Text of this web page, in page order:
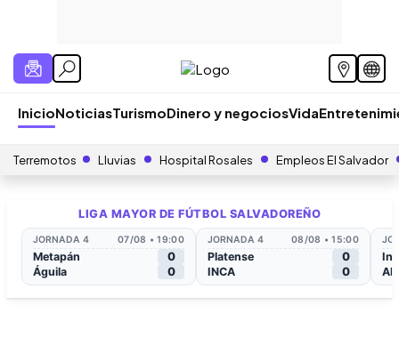
InicioNoticiasTurismoDinero y negociosVida
Terremotos Lluvias Hospital Rosales Empleos El Salvador